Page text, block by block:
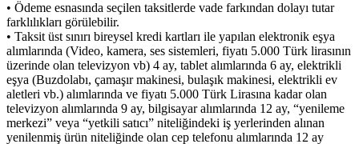
• Ödeme esnasında seçilen taksitlerde vade farkından dolayı tutar
farklılıkları görülebilir.
• Taksit üst sınırı bireysel kredi kartları ile yapılan elektronik eşya
alımlarında (Video, kamera, ses sistemleri, fiyatı 5.000 Türk lirasının
üzerinde olan televizyon vb) 4 ay, tablet alımlarında 6 ay, elektrikli
eşya (Buzdolabı, çamaşır makinesi, bulaşık makinesi, elektrikli ev
aletleri vb.) alımlarında ve fiyatı 5.000 Türk Lirasına kadar olan
televizyon alımlarında 9 ay, bilgisayar alımlarında 12 ay, “yenileme
merkezi” veya “yetkili satıcı” niteliğindeki iş yerlerinden alınan
yenilenmiş ürün niteliğinde olan cep telefonu alımlarında 12 ay